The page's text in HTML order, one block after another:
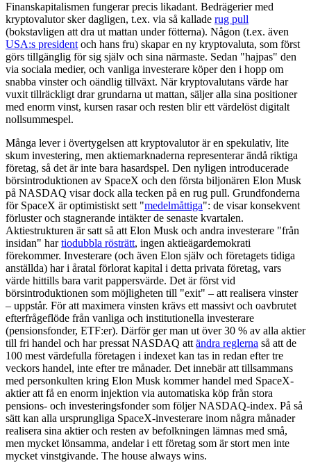
Finanskapitalismen fungerar precis likadant. Bedrägerier med
kryptovalutor sker dagligen, t.ex. via så kallade rug pull
(bokstavligen att dra ut mattan under fötterna). Någon (t.ex. även
USA:s presidentoch hans fru) skapar en ny kryptovaluta, som först
görs tillgänglig för sig själv och sina närmaste. Sedan "hajpas" den
via sociala medier, och vanliga investerare köper den i hopp om
snabba vinster och oändlig tillväxt. När kryptovalutans värde har
vuxit tillräckligt drar grundarna ut mattan, säljer alla sina positioner
med enorm vinst, kursen rasar och resten blir ett värdelöst digitalt
nollsummespel.
Många lever i övertygelsen att kryptovalutor är en spekulativ, lite
skum investering, men aktiemarknaderna representerar ändå riktiga
företag, så det är inte bara hasardspel. Den nyligen introducerade
börsintroduktionen av SpaceX och den första biljonären Elon Musk
på NASDAQ visar dock alla tecken på en rug pull. Grundfonderna
för SpaceX är optimistiskt sett "medelmåttiga": de visar konsekvent
förluster och stagnerande intäkter de senaste kvartalen.
Aktiestrukturen är satt så att Elon Musk och andra investerare "från
insidan" hartiodubbla rösträtt, ingen aktieägardemokrati
förekommer. Investerare (och även Elon själv och företagets tidiga
anställda) har i åratal förlorat kapital i detta privata företag, vars
värde hittills bara varit pappersvärde. Det är först vid
börsintroduktionen som möjligheten till "exit" – att realisera vinster
– uppstår. För att maximera vinsten krävs ett massivt och oavbrutet
efterfrågeflöde från vanliga och institutionella investerare
(pensionsfonder, ETF:er). Därför ger man ut över 30 % av alla aktier
till fri handel och har pressat NASDAQ attändra reglerna så att de
100 mest värdefulla företagen i indexet kan tas in redan efter tre
veckors handel, inte efter tre månader. Det innebär att tillsammans
med personkulten kring Elon Musk kommer handel med SpaceX-
aktier att få en enorm injektion via automatiska köp från stora
pensions- och investeringsfonder som följer NASDAQ-index. På så
sätt kan alla ursprungliga SpaceX-investerare inom några månader
realisera sina aktier och resten av befolkningen lämnas med små,
men mycket lönsamma, andelar i ett företag som är stort men inte
mycket vinstgivande. The house always wins.